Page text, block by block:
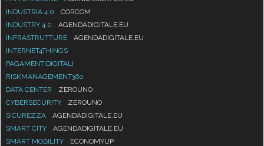
INDUSTRIA 4.0
CORCOM
INDUSTRY 4.0
AGENDADIGITALE.EU
INFRASTRUTTURE
AGENDADIGITALE.EU
INTERNET4THINGS
PAGAMENTIDIGITALI
RISKMANAGEMENT360
DATA CENTER
ZEROUNO
CYBERSECURITY
ZEROUNO
SICUREZZA
AGENDADIGITALE.EU
SMART CITY
AGENDADIGITALE.EU
SMART MOBILITY
ECONOMYUP